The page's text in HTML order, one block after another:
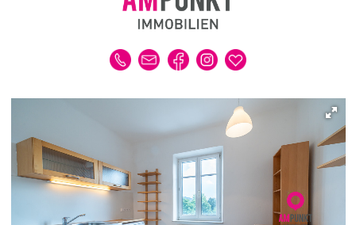
GEWERBE
DUBAI-IMMOBILIEN
MERKLISTE
VERKAUFEN | VERMIETEN